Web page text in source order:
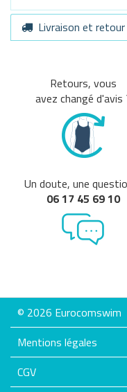
Livraison et retour
Retours, vous
avez changé d'avis
Un doute, une
06 17 45 69 10
© 2026 Eurocomswim
Mentions légales
CGV